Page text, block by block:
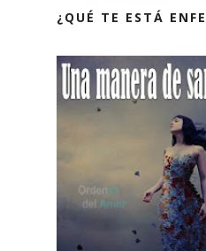
¿QUÉ TE ESTÁ